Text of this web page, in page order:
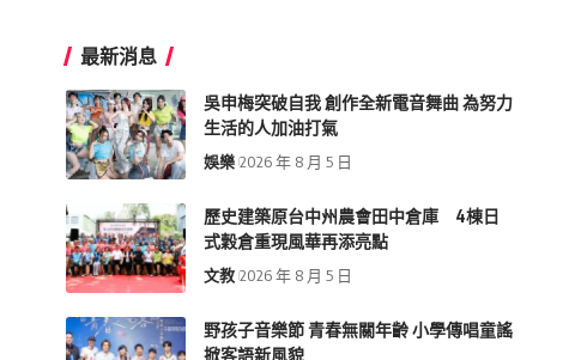
最新消息
吳申梅突破自我 創作全新電音舞曲 為努力
生活的人加油打氣
娛樂 2026 年 8 月 5 日
歷史建築原台中州農會田中倉庫 4棟日
式穀倉重現風華再添亮點
文教 2026 年 8 月 5 日
野孩子音樂節 青春無關年齡 小學傳唱童謠
掀客語新風貌